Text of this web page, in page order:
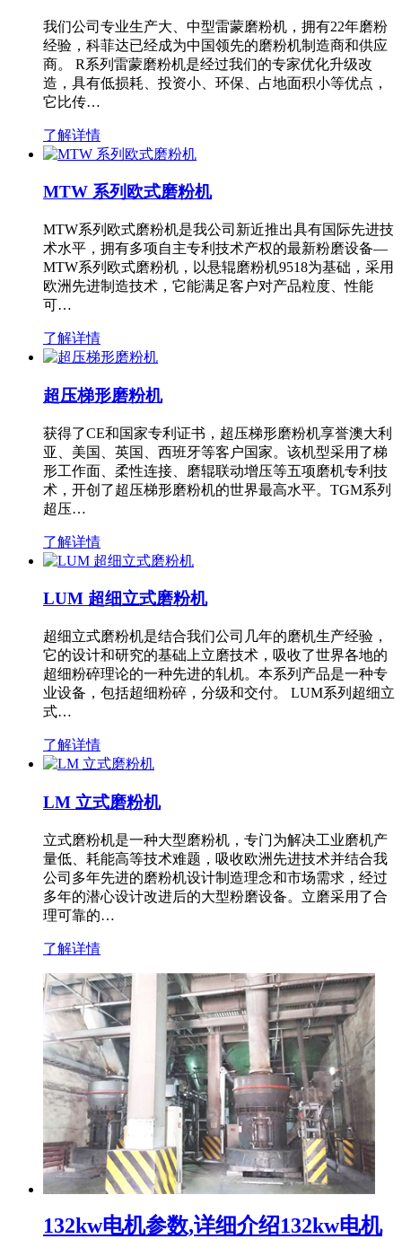
我们公司专业生产大、中型雷蒙磨粉机，拥有22年磨粉
经验，科菲达已经成为中国领先的磨粉机制造商和供应
商。 R系列雷蒙磨粉机是经过我们的专家优化升级改
造，具有低损耗、投资小、环保、占地面积小等优点，
它比传…
了解详情
MTW 系列欧式磨粉机
MTW系列欧式磨粉机是我公司新近推出具有国际先进技
术水平，拥有多项自主专利技术产权的最新粉磨设备—
MTW系列欧式磨粉机，以悬辊磨粉机9518为基础，采用
欧洲先进制造技术，它能满足客户对产品粒度、性能
可…
了解详情
超压梯形磨粉机
获得了CE和国家专利证书，超压梯形磨粉机享誉澳大利
亚、美国、英国、西班牙等客户国家。该机型采用了梯
形工作面、柔性连接、磨辊联动增压等五项磨机专利技
术，开创了超压梯形磨粉机的世界最高水平。TGM系列
超压…
了解详情
LUM 超细立式磨粉机
超细立式磨粉机是结合我们公司几年的磨机生产经验，
它的设计和研究的基础上立磨技术，吸收了世界各地的
超细粉碎理论的一种先进的轧机。本系列产品是一种专
业设备，包括超细粉碎，分级和交付。 LUM系列超细立
式…
了解详情
LM 立式磨粉机
立式磨粉机是一种大型磨粉机，专门为解决工业磨机产
量低、耗能高等技术难题，吸收欧洲先进技术并结合我
公司多年先进的磨粉机设计制造理念和市场需求，经过
多年的潜心设计改进后的大型粉磨设备。立磨采用了合
理可靠的…
了解详情
132kw电机参数,详细介绍132kw电机